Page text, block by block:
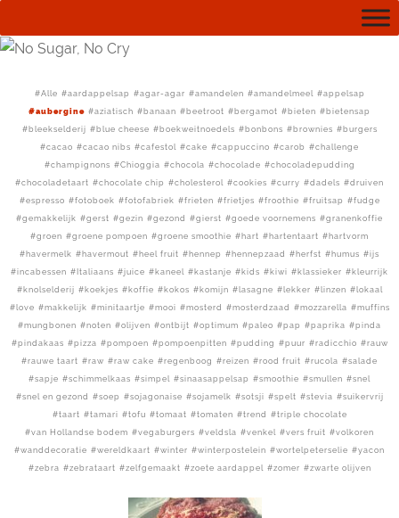
Alle aardappelsap agar-agar amandelen amandelmeel
appelsap
aubergine
aziatisch banaan beetroot bergamot bieten
bietensap
bleekselderij
blue cheese boekweitnoedels bonbons brownies
burgers
cacao
cacao nibs cafestol cake cappuccino carob
challenge
champignons
Chioggia chocola chocolade
chocoladepudding
chocoladetaart
chocolate chip cholesterol cookies curry dadels
druiven
espresso
fotoboek fotofabriek frieten frietjes froothie fruitsap
fudge
gemakkelijk
gerst gezin gezond gierst goede voornemens
granenkoffie
groen
groene pompoen groene smoothie hart hartentaart
hartvorm
havermelk
havermout heel fruit hennep hennepzaad herfst humus
ijs
incabessen
Italiaans juice kaneel kastanje kids kiwi klassieker
kleurrijk
knolselderij
koekjes koffie kokos komijn lasagne lekker linzen
lokaal
love
makkelijk minitaartje mooi mosterd mosterdzaad mozzarella
muffins
mungbonen
noten olijven ontbijt optimum paleo pap paprika
pinda
pindakaas
pizza pompoen pompoenpitten pudding puur radicchio
rauw
rauwe taart
raw raw cake regenboog reizen rood fruit rucola
salade
sapje
schimmelkaas simpel sinaasappelsap smoothie smullen
snel
snel en gezond
soep sojagonaise sojamelk sotsji spelt stevia
suikervrij
taart
tamari tofu tomaat tomaten trend
triple chocolate
van Hollandse bodem
vegaburgers veldsla venkel vers fruit
volkoren
wanddecoratie
wereldkaart winter winterpostelein wortelpeterselie
yacon
zebra
zebrataart zelfgemaakt zoete aardappel zomer zwarte olijven